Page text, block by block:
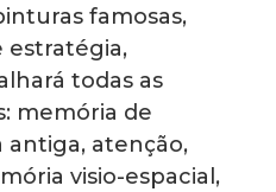
famosas,
estratégia,
todas as
memória de
atenção,
visio-espacial,